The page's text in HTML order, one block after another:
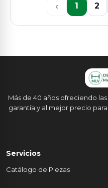
‹ 1 2
Más de 40 años ofreciendo
garantía y al mejor precio
Servicios
Catálogo de Piezas